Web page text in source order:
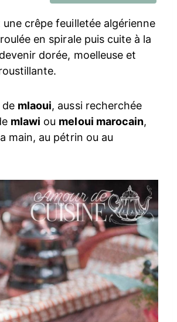
une crêpe feuilletée algérienne
en spirale puis cuite à la
dorée, moelleuse et
mlaoui, aussi recherchée
mlawi ou meloui marocain,
main, au pétrin ou au